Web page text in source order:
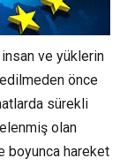
insan ve yüklerin
önce
sürekli
olan
boyunca hareket